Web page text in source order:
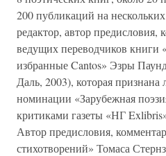
200 публикаций на
редактор, автор предисловия,
ведущих переводчиков книги
избранные Cantos» Эзры
Даль, 2003), которая
номинации «Зарубежная
критиками газеты «НГ
Автор предисловия,
стихотворений» Томаса